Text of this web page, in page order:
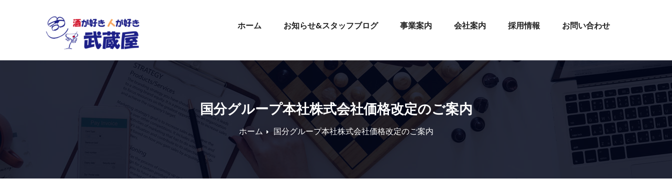
ホーム お知らせ&スタッフブログ 事業案内 会社案内 採用情報 お問い合わせ
国分グループ本社株式会社価格改定のご案内
ホーム 国分グループ本社株式会社価格改定のご案内